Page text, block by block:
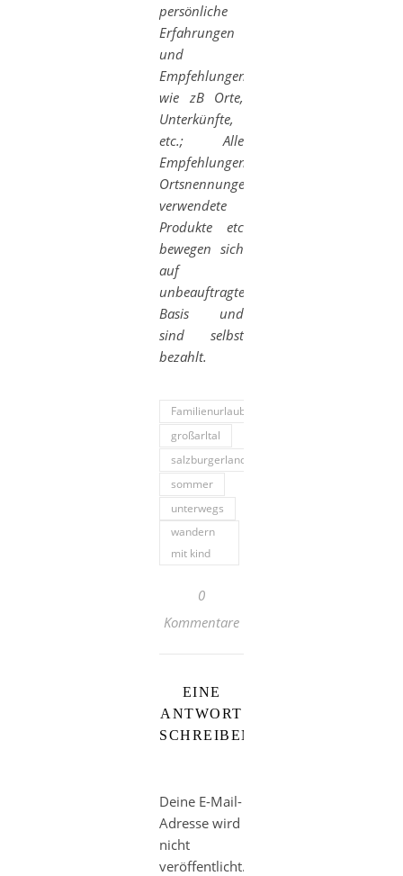
persönliche
Erfahrungen
und
Empfehlungen
wie zB Orte,
Unterkünfte,
etc.; Alle
Empfehlungen,
Ortsnennungen,
verwendete
Produkte etc
bewegen sich
auf
unbeauftragter
Basis und
sind selbst
bezahlt.
Familienurlaub
großarltal
salzburgerland
sommer
unterwegs
wandern
mit kind
0
Kommentare
EINE
ANTWORT
SCHREIBEN
Deine E-Mail-
Adresse wird
nicht
veröffentlicht.